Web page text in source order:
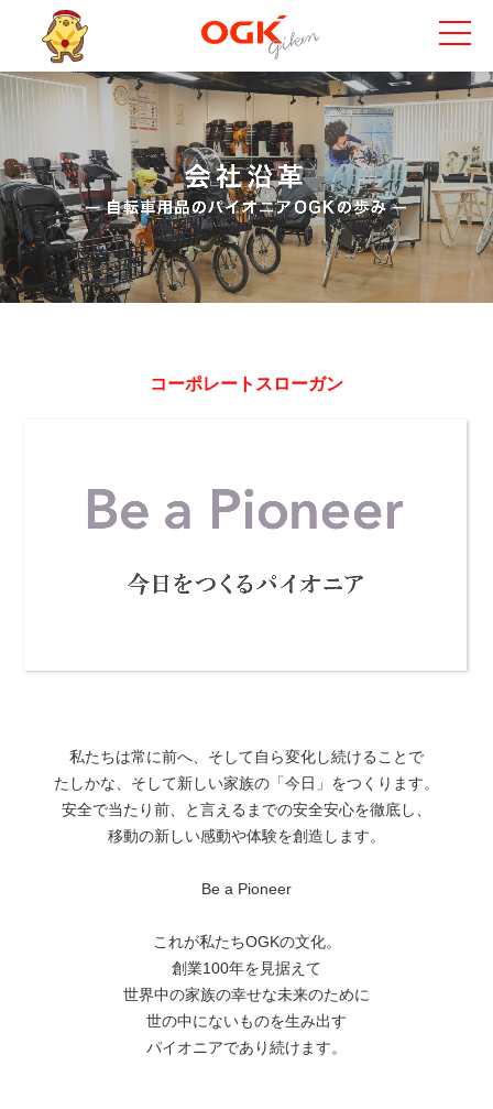
コーポレートスローガン
私たちは常に前へ、そして自ら変化し続けることで
たしかな、そして新しい家族の「今日」をつくります。
安全で当たり前、と言えるまでの安全安心を徹底し、
移動の新しい感動や体験を創造します。
Be a Pioneer
これが私たちOGKの文化。
創業100年を見据えて
世界中の家族の幸せな未来のために
世の中にないものを生み出す
パイオニアであり続けます。